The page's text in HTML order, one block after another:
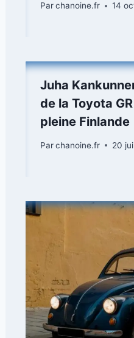
Parchanoine.fr 14
Juha
de la Toyota
pleine Finlande
Parchanoine.fr 20